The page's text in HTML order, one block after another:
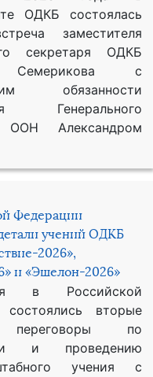
ОДКБ состоялась
заместителя
секретаря ОДКБ
Семерикова с
обязанности
Генерального
ООН Александром
Федерации
учений ОДКБ
2026»,
и «Эшелон-2026»
в Российской
состоялись вторые
переговоры по
и проведению
учения с